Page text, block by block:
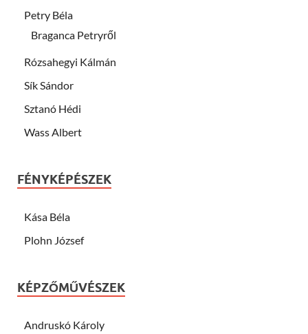
Petry Béla
Braganca Petryről
Rózsahegyi Kálmán
Sík Sándor
Sztanó Hédi
Wass Albert
FÉNYKÉPÉSZEK
Kása Béla
Plohn József
KÉPZŐMŰVÉSZEK
Andruskó Károly